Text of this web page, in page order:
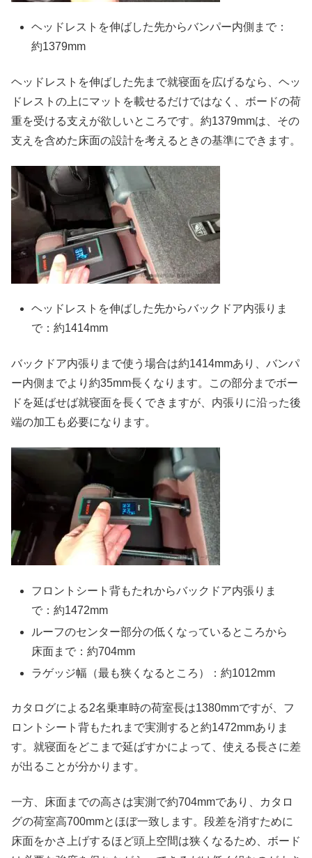
ヘッドレストを伸ばした先からバンパー内側まで：
約1379mm
ヘッドレストを伸ばした先まで就寝面を広げるなら、ヘッ
ドレストの上にマットを載せるだけではなく、ボードの荷
重を受ける支えが欲しいところです。約1379mmは、その
支えを含めた床面の設計を考えるときの基準にできます。
ヘッドレストを伸ばした先からバックドア内張りま
で：約1414mm
バックドア内張りまで使う場合は約1414mmあり、バンパ
ー内側までより約35mm長くなります。この部分までボー
ドを延ばせば就寝面を長くできますが、内張りに沿った後
端の加工も必要になります。
フロントシート背もたれからバックドア内張りま
で：約1472mm
ルーフのセンター部分の低くなっているところから
床面まで：約704mm
ラゲッジ幅（最も狭くなるところ）：約1012mm
カタログによる2名乗車時の荷室長は1380mmですが、フ
ロントシート背もたれまで実測すると約1472mmありま
す。就寝面をどこまで延ばすかによって、使える長さに差
が出ることが分かります。
一方、床面までの高さは実測で約704mmであり、カタロ
グの荷室高700mmとほぼ一致します。段差を消すために
床面をかさ上げするほど頭上空間は狭くなるため、ボード